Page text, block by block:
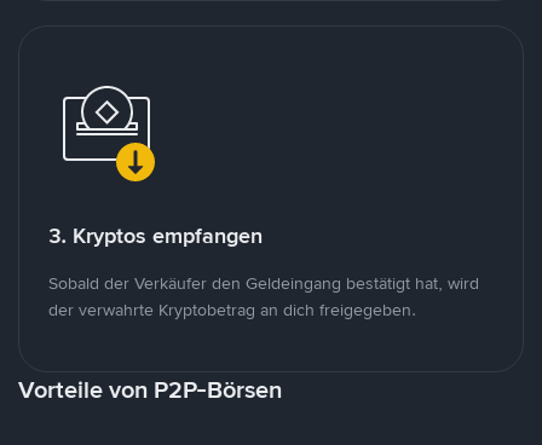
3. Kryptos empfangen
Sobald der Verkäufer den Geldeingang bestätigt hat, wird
der verwahrte Kryptobetrag an dich freigegeben.
Vorteile von P2P-Börsen